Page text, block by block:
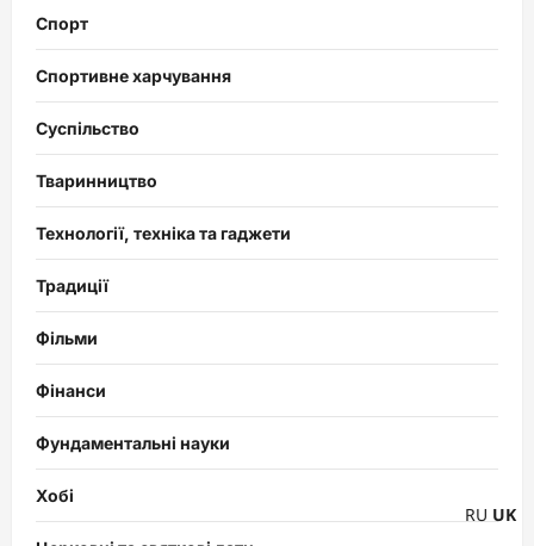
Спорт
Спортивне харчування
Суспільство
Тваринництво
Технології, техніка та гаджети
Традиції
Фільми
Фінанси
Фундаментальні науки
Хобі
RU UK